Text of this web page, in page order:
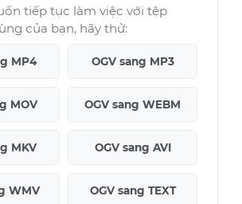
tiếp tục làm việc với tệp
của bạn, hãy thử:
MP4 OGV sang MP3
MOV OGV sang WEBM
MKV OGV sang AVI
WMV OGV sang TEXT